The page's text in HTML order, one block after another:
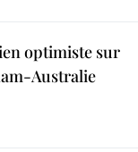
optimiste sur
Australie